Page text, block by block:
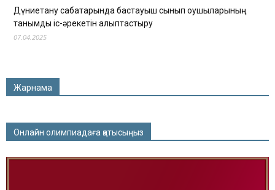
Дүниетану сабақтарында бастауыш сынып оқушыларының
танымдық іс-әрекетін қалыптастыру
07.04.2025
Жарнама
Онлайн олимпиадаға қатысыңыз